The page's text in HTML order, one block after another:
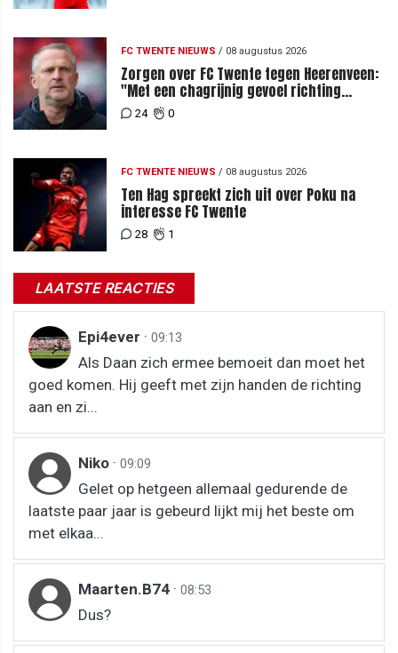
FC TWENTE NIEUWS / 08 augustus 2026
Zorgen over FC Twente tegen Heerenveen:
"Met een chagrijnig gevoel richting
Slowakije"
24 0
FC TWENTE NIEUWS / 08 augustus 2026
Ten Hag spreekt zich uit over Poku na
interesse FC Twente
28 1
LAATSTE REACTIES
Epi4ever · 09:13
Als Daan zich ermee bemoeit dan moet het
goed komen. Hij geeft met zijn handen de richting
aan en zi...
Niko · 09:09
Gelet op hetgeen allemaal gedurende de
laatste paar jaar is gebeurd lijkt mij het beste om
met elkaa...
Maarten.B74 · 08:53
Dus?